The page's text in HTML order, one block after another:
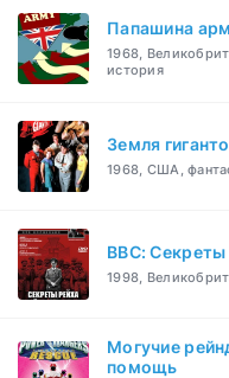
Папашина
1968,
история
Земля
1968, США,
BBC:
1998,
Могучие
помощь